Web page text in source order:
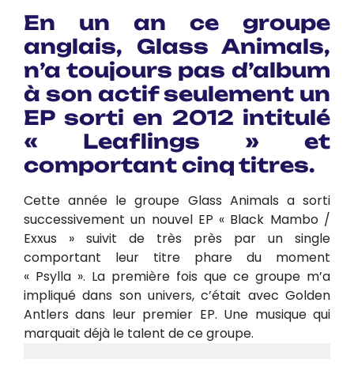
En un an ce groupe
anglais, Glass Animals,
n’a toujours pas d’album
à son actif seulement un
EP sorti en 2012 intitulé
« Leaflings » et
comportant cinq titres.
Cette année le groupe Glass Animals a sorti
successivement un nouvel EP « Black Mambo /
Exxus » suivit de très près par un single
comportant leur titre phare du moment
« Psylla ». La première fois que ce groupe m’a
impliqué dans son univers, c’était avec Golden
Antlers dans leur premier EP. Une musique qui
marquait déjà le talent de ce groupe.